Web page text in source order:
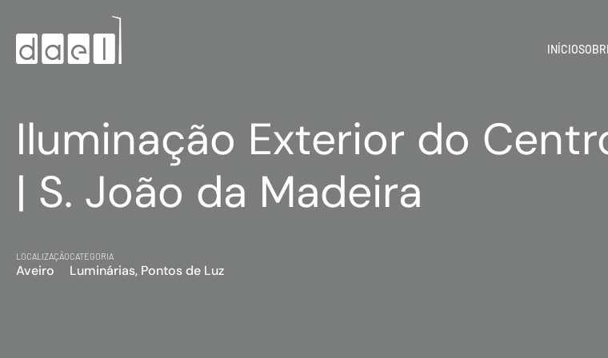
INÍCIO
Iluminação Exterior do
| S. João da Madeira
LOCALIZAÇÃO
Aveiro
CATEGORIA
Luminárias, Pontos de Luz